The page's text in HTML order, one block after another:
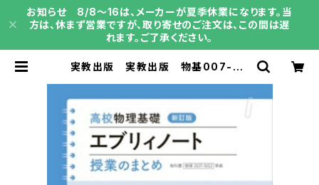
お知らせ 8/8～16は、メーカーが夏季休業になります。当
方は、休まず営業ですが、取り寄せのご注文は、この間は遅
れます。ご了承ください。
実教出版 実教出版 物基007-90
答なし 新品 問題集本体のみ 別
冊解答なし ISBN：9784407366
839 ISBN-10： SKU：004020
400 | 育之書店（いくのしょてん）